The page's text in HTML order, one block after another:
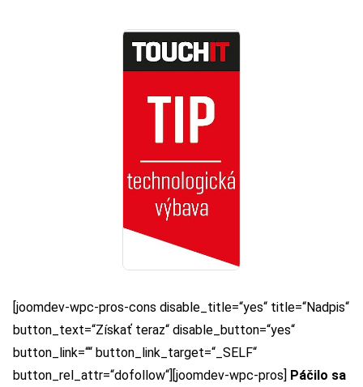
[joomdev-wpc-pros-cons disable_title=“yes“ title=“Nadpis“
button_text=“Získať teraz“ disable_button=“yes“
button_link=““ button_link_target=“_SELF“
button_rel_attr=“dofollow“][joomdev-wpc-pros] Páčilo sa